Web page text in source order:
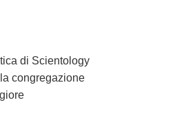
di Scientology
congregazione